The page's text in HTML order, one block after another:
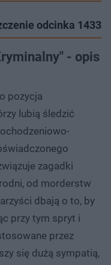
odcinka 1433
- opis
pozycja
lubią śledzić
zagadki
od morderstw
dbają o to, by
przy tym spryt i
przez
się dużą sympatią,